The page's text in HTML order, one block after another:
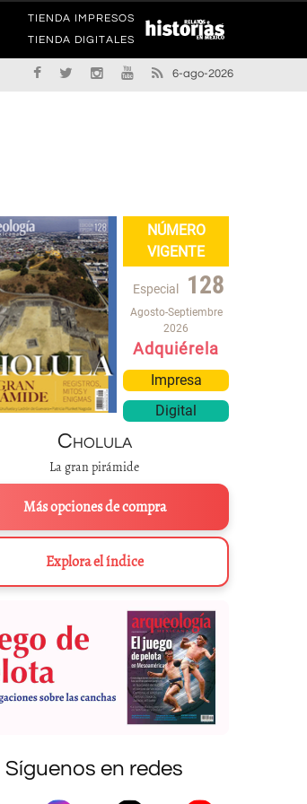
TIENDA IMPRESOS
TIENDA DIGITALES
6-ago-2026
NÚMERO
VIGENTE
Especial 128
Agosto-Septiembre
2026
Adquiérela
Impresa
Digital
Cholula
La gran pirámide
Más opciones de compra
Explora el índice
Síguenos en redes